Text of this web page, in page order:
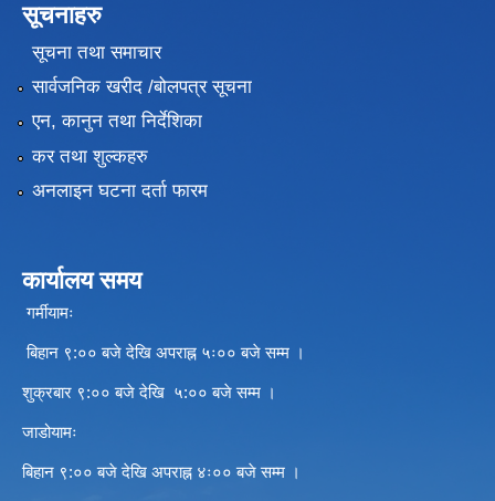
सूचनाहरु
सूचना तथा समाचार
सार्वजनिक खरीद /बोलपत्र सूचना
एन, कानुन तथा निर्देशिका
कर तथा शुल्कहरु
अनलाइन घटना दर्ता फारम
कार्यालय समय
गर्मीयामः
बिहान ९:०० बजे देखि अपराह्न ५ः०० बजे सम्म ।
शुक्रबार ९:०० बजे देखि ५:०० बजे सम्म ।
जाडोयामः
बिहान ९:०० बजे देखि अपराह्न ४ः०० बजे सम्म ।